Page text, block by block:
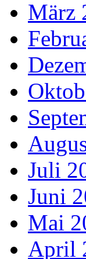
März
Juli
Juni
Mai
April